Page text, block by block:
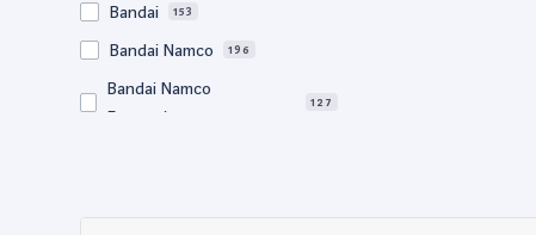
Bandai 153
Bandai Namco 196
Bandai Namco
Entertainment
127